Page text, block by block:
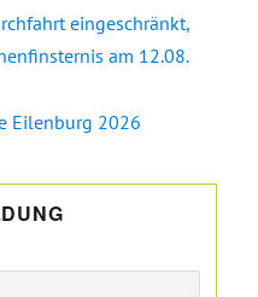
eingeschränkt,
am 12.08.
Eilenburg 2026